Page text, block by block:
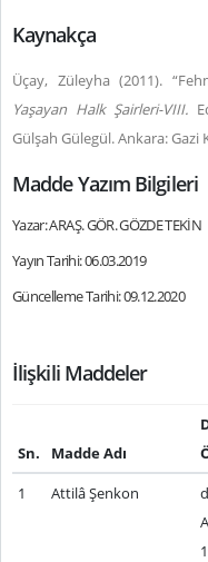
Kaynakça
Üçay, Züleyha (2011).
Yaşayan Halk Şairleri-VIII.
Gülşah Gülegül. Ankara: Gazi
Madde Yazım Bilgileri
Yazar: ARAŞ. GÖR. GÖZDE TEKİN
Yayın Tarihi: 06.03.2019
Güncelleme Tarihi: 09.12.2020
İlişkili Maddeler
Sn. Madde Adı
1
Attilâ Şenkon